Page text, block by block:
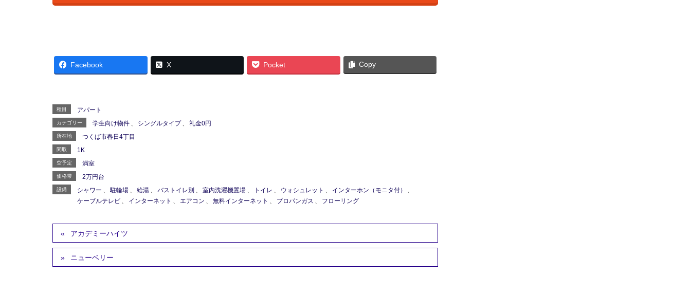
Facebook X Pocket Copy
種目 アパート
カテゴリー 学生向け物件 、 シングルタイプ 、 礼金0円
所在地 つくば市春日4丁目
間取 1K
空予定 満室
価格帯 2万円台
設備 シャワー 、 駐輪場 、 給湯 、 バストイレ別 、 室内洗濯機置場 、 トイレ 、 ウォシュレット 、 インターホン（モニタ付）
、
ケーブルテレビ 、 インターネット 、 エアコン 、 無料インターネット 、 プロパンガス 、 フローリング
アカデミーハイツ
ニューベリー